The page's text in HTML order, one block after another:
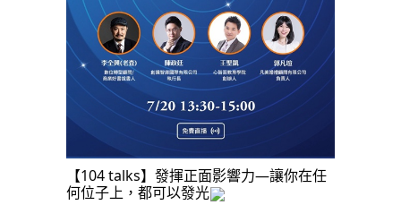
【104talks】發揮正面影響力—讓你在任
何位子上，都可以發光